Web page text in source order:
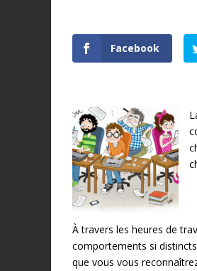
Facebook
À travers les heures de
comportements si
que vous vous